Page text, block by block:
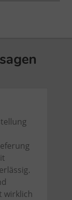
wirklich